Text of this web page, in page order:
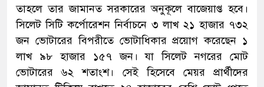
তাহলে তার জামানত সরকারের অনুকূলে বাজেয়াপ্ত হবে।
সিলেট সিটি কর্পোরেশন নির্বাচনে ৩ লাখ ২১ হাজার ৭৩২
জন ভোটারের বিপরীতে ভোটাধিকার প্রয়োগ করেছেন ১
লাখ ৯৮ হাজার ১৫৭ জন। যা সিলেট নগরের মোট
ভোটারের ৬২ শতাংশ। সেই হিসেবে মেয়র প্রার্থীদের